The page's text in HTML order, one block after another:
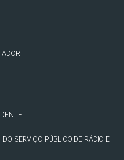
SERVIÇO PÚBLICO DE RÁDIO E